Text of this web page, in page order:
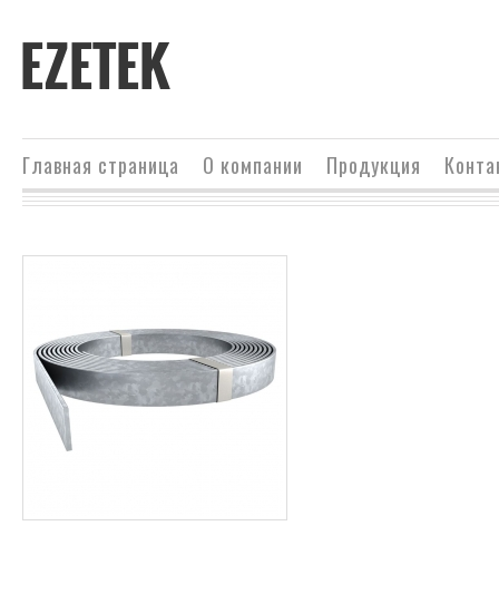
EZETEK
Главная страница О компании Продукция